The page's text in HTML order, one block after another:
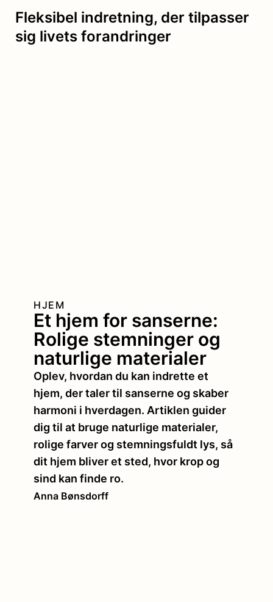
Fleksibel indretning, der tilpasser
sig livets forandringer
Et hjem for sanserne:
Rolige stemninger og
naturlige materialer
HJEM
Oplev, hvordan du kan indrette et
hjem, der taler til sanserne og skaber
harmoni i hverdagen. Artiklen guider
dig til at bruge naturlige materialer,
rolige farver og stemningsfuldt lys, så
dit hjem bliver et sted, hvor krop og
sind kan finde ro.
Anna Bønsdorff